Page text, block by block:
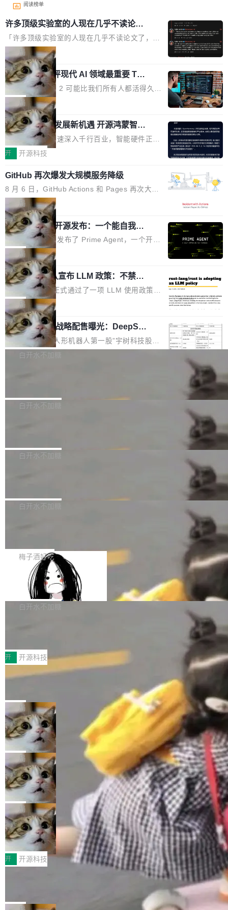
阅读榜单
许多顶级实验室的人现在几乎不读论文
了
「许多顶级实验室的人现在几乎不读论文了，而
且他们认为 ICLR/ICML/NeurIPS 充斥着大量过
度宣传和欺诈。」 OpenAI 研究员 Keller Jorda
n 这条推文引发了广泛讨论。他不是在说风凉
话，他是说出了一个圈内人尽皆知但很少公开捅
破的事实。 Jordan 随后补充了一句软化声明：
「我不认为这些会议上大部分论文都在过度宣传
或造假。问题是，作为读者，如果你筛选出那些
看起来最令人兴奋的论文，那它们大部分都是过
度宣传的。」 这才是真正的痛点。不是所有论文
都有问题，是最吸引眼球的那批论文最有问题。
他引用的帖子来自 Mathew Shen，一位 ICLR 2
026 的读者：「看了篇 ...
局
xAI 前工程师评现代 AI 领域最重要 Top
3 开源项目
Flash Attention 2 可能比我们所有人都活得久。
这句话不是来自某个技术博客，而是出自 Hieu
Pham 的一条推文。Hieu Pham 是谁？他是 xAI
的早期工程师之一，在 Grok 训练基础设施团队
工作过。近日他在 X 上发了一条帖子，列出了他
认为现代 AI 领域最重要的三个开源项目。 第一
个名字毫无悬念：Flash Attention 2。 Hieu 的
理由很具体。FA 系列不需要解释，但 FA2 是他
认为最重要的一个——复杂度恰到好处，刚好能
驱动你去学 CuTe，但还没被那些"邪恶的" Hopp
er++ 优化所淹没，足够容易修改和适配。 更关
键的是 FA2 的持久性...
局
共商智能硬件发展新机遇 开源鸿蒙智能
硬件开发者日杭州站即将举行
随着万物智联加速深入千行百业，智能硬件正从
单点设备迈向智能化、网联化、协同化发展。作
鸿蒙通过统一技术底座和分布式能力，为不同类
型智能设备的开发、连接与互联提供关键支撑，
也为产业链企业探索产品创新与商业增长打开新
的空间。 8月14日，开源鸿蒙智能硬件开发者日
（OHDD：OpenHarmony Hardware Develope
r Day）将在杭州启航。活动面向智能硬件产业
链企业和开发者，邀请行业专家与资深技术顾
问，围绕开源鸿蒙技术能力、设备适配、芯片适
配、功耗与稳定性调优、兼容性测评及统一互联
等内容展开系统讲解和实战交流，帮助企业进一
步了解开源鸿蒙在智能...
开 开源科技
GitHub 再次爆发大规模服务降级
8 月 6 日，GitHub Actions 和 Pages 再次大规
模服务降级，Actions 完全不可用超过 5 小时，
webhook 停发，连自托管 runner 也因调度层故
障无法工作。Pages、Copilot code review、C
opilot coding agent 全部受影响。从检测到完全
恢复，大约 12 小时。 这是 2026 年 8 月的第六
起事故，其中四起与 AI/Copilot 服务相关。 Git
Hub 员工 kdaigle 在 HN 讨论中贴出了一组数
据：2025 年全年 10 亿次 commit。现在，每周
2.75 亿次，全年预计 140 亿次。GitHub...
局
Prime Agent 开源发布：一个能自我改
进的编程 Agent，ARC-AGI 3 超越人类
专家基线
Prime Intellect 发布了 Prime Agent，一个开源
的编程 Agent Harness，核心设计围绕两个抽
象：Recursive Language Model（RLM）和 C
ontinual Harness。在 ARC-AGI 3 基准测试
上，Prime Agent + Opus 5 的组合达到了 95.
5% RHAE Best@1，超过了 ARC 报告的人类专
家基线 95.4%。 不是又一个 coding agent 包装
器 Prime Agent 的架构和市面上大多数 coding
agent 有本质区别。大多数 agent harness 的设
计是基于早期模型的能力—...
局
Rust 项目团队宣布 LLM 政策：不禁
止，但你要承认哪些代码不是你写的
Rust 语言项目正式通过了一项 LLM 使用政策，
覆盖 rust-lang/rust 单一仓库的代码贡献。这不
是项目级别的官方立场，目前由五个团队采纳，
但它可能是主流开源项目中关于 AI 辅助贡献最
细致的一份规则。 政策的核心只有一句话：LLM
可以用来分析、提炼、审阅、建议，但不能用来
不得生成涉及安全性的关键变更，除非作者本身
局
宇树科技 IPO 战略配售曝光：DeepSe
ek 获配 93.3 万股，锁定 36 个月
8月6日晚间，“人形机器人第一股”宇树科技股份
有限公司披露IPO发行价格及战略配售结果，杭
36个月。 公告显示，本次宇树科技战略配售对
员工参与设立的专项资产管理计划。其中，Dee
获配9...
白开水不加糖
Bug fixes and enhancements 修复多次传递同
一个回归问题，该问题导致拉取镜像时会拒绝包
题，该问题可能导致在旧版 Linux 内核...
白开水不加糖
e 孵化器项目管理委员会（IPMC）投票中获得
P）！这一里程碑不仅标志着 Fluss 迈入新的发
白开水不加糖
长期停止内容更新，未能实现其作为“AI版维基百
提交的编辑请求也长期处于待处理状态。 Groki
pedia 于去年底上线，定位为由人工智能生成内
容的百科平台，被马斯克视为传统众包百科网站
维基百科的替代方案。Lawfare 调查发现，无论
热门页面还是低关注度页面，均未出现近期更
白开水不加糖
是这样的：配 MessageSource 的 Bean、写 R
eloadableResourceBundleMessageSource、
声明 LocaleResolver、注册 LocaleChangeInt
erceptor…五六步之后才能看到第一行翻译文
本。 Solon 换了个方式。整个 i18n 模块围绕三
梅子酒好吃
Apache Doris 4.1 全面增强 Iceberg：
支持 UPDATE、MERGE INTO 与 Iceb
erg V3
Apache Doris 4.1 要补齐的，正是缺失的那一
半。在已有查询能力的基础上，Doris 进一步支
常维护操作，并完整支持 Iceberg V3 格式。
白开水不加糖
村国家自主创新示范区会议中心开幕。本届大会
由中关村智联软件服务业质量创新联盟主办，以
“智构可信·质创未来——AI原生时代的质量新范
式”为主题，直面AI从实验室走向规模化产业落地
的核心质量命题。会上，《2026智能研发生产力
工具选型手册》发布，Testin云测的Testin XAge
nt智能测试系统入选AI测试领域代表产品。对CI
O而言，这提示了一个转变：AI测试正在从效率
工具升级为企业的质量基础设施。 CIO面对的新
现实 过去两年，CIO们的焦虑清单上多了两项：
一是如何让大模型和智能体应用安全地从PoC走
向生产，二是如何让测试团队跟得上AI应用...
开 开源科技
让非法状态不可表示：一篇关于 ADT
有一种东西，一旦用过就回不去了。Alex Fedos
eev 管它叫"软件设计的基石"。 他说的东西不新
鲜——代数数据类型（ADT），尤其是和类型
（sum type）。但他说清楚了一件事：这不是类
型系统的学术体操，是日常编码的思维方式。 文
章从一个简单的例子切入。一个网站的深色主题
设置，如果用布尔值 + 可空字段来表示——bool
ean 表示是否可切换，nullable 的默认模式、浅
色方案、深色方案——会产生大量无意义的组
合。方案缺了、配置冲突了、全 null 了。要知道
哪些组合有效，作者说，你得靠"文档、校验、或
者部落知识"。 换个写法。Rust 的 enum，两个
变体：Switchable...
局
Cloudflare 开源内部企业 AI 平台 Clou
dflare OS
Cloudflare 发布了一个开源项目 Cloudflare O
S。如果你只看官方博客，你会觉得这是又一
个"AI 知识库 + 聊天机器人"——每个大厂都在
做，没什么新鲜的。 但 Kenton Varda 在 Twitte
r 上把事情说清楚了： 今天我们发布了 Cloudfla
re OS，一个带连接器的聊天机器人，跟其他所
有科技公司做的一样。只不过，实际上它不一
样。这是 Sandstorm.io 的重制版，我十年前的
那个创业公司。不同的是，这次它构建在 Cloudf
lare Workers 上——我花了九年时间搭建的平台
——并且深度集成了 AI。这基本上是我十年秘密
局
Deno 团队开源 Celld，可自托管的分
布式 Durable Objects
Ryan Dahl 领导的 Deno 团队推出了最新开源项
目 Celld，一个能在自己机器上运行 Cloudflare
Workers 和 Durable Objects 的守护进程。 设
计思路很直接：每个对象是一个独立的 SQLite
数据库，按名称寻址，复制到你自己的 S3 兼容
存储库里。节点之间只通过这个存储库协调——
没有控制平面，没有共识协议。每个对象自带一
个小型数据库，应用天然按分片构建，单个数据
库的竞争和爆炸半径问题在设计层面就被消除
了。 闲置的 cell 会休眠到几乎不占资源。当 cel
局
鲁大师7月新机性能/流畅/AI榜：vivo夺
性能、流畅双第一，三星Galaxy Z系列
新折叠缺席
2026年7月的手机市场，由于存储等硬件成本暴
增，手机厂商的日子也不好过啊，新机速度明显
放缓，因此硝烟味淡了许多。新机参数规格除开
Fold8 / Z Flip8）外，其余要么是中低端机器，
例如iQOO Z11i、REDMI Note 17、REDMI No
开 开源科技
Zed 编辑器团队发布了新项目——DeltaDB，一
个在 git commit 之间记录每一次编辑操作的版